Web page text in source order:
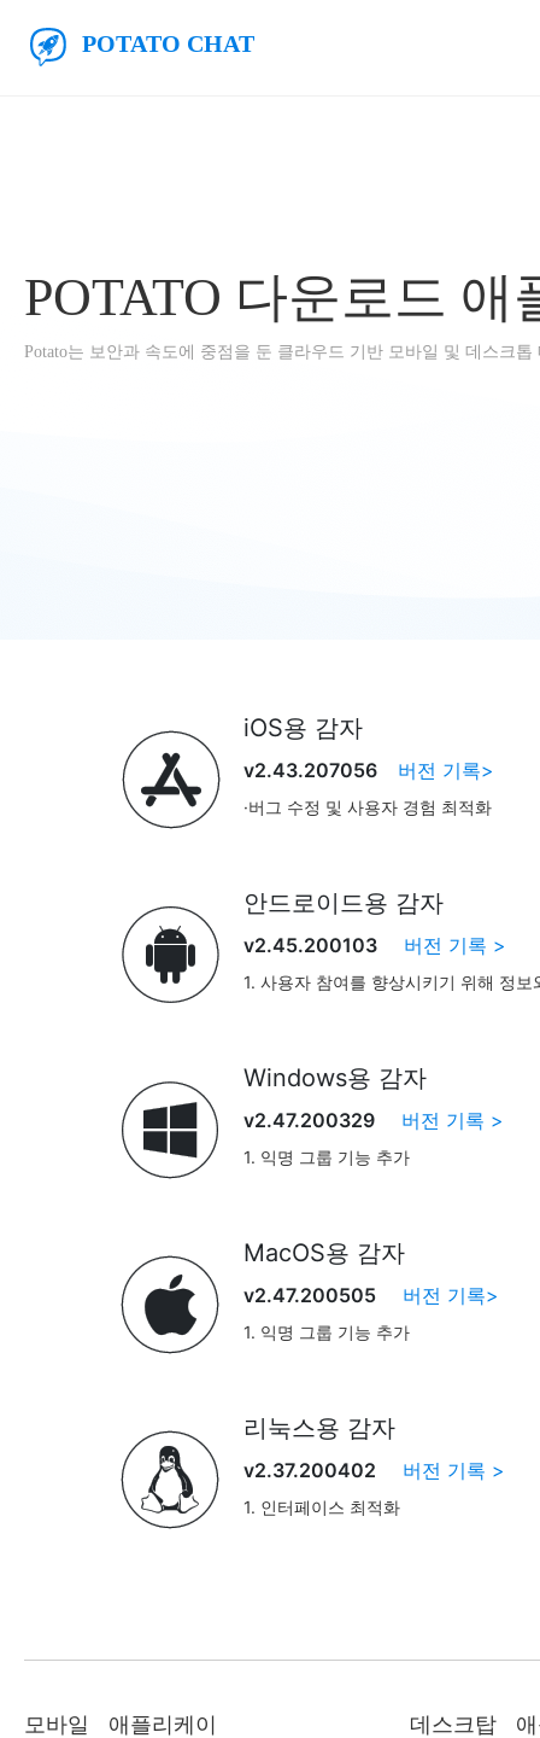
감자채팅
POTATO 다운로드 애
Potato는 보안과 속도에 중점을 둔 클라우드 기반 모바일 및 데스크톱

iOS용 감자
v2.43.207056 버전 기록>
·버그 수정 및 사용자 경험 최적화

안드로이드용 감자
v2.45.200103 버전 기록 >
1. 사용자 참여를 향상시키기 위해 정
응하도록 합니다.
5. 몇 가지 알려진 문제를 해결하고 애

Windows용 감자
v2.47.200329 버전 기록 >
1. 익명 그룹 기능 추가

MacOS용 감자
v2.47.200505 버전 기록>
1. 익명 그룹 기능 추가

리눅스용 감자
v2.37.200402 버전 기록 >
1. 인터페이스 최적화
모바일 애플리케이
데스크탑 애